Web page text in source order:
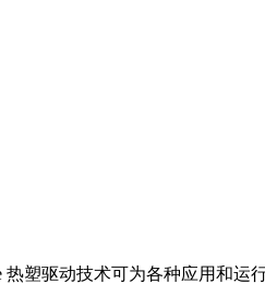
塑驱动技术可为各种应用和运